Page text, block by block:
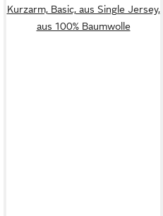
Kurzarm, Basic, aus Single Jersey,
aus 100% Baumwolle